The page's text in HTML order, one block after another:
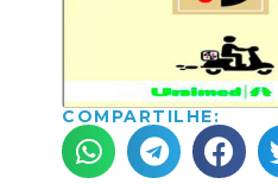
COMPARTILHE: